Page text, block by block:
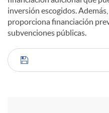
inversión escogidos.
proporciona financiación
subvenciones públicas.
C